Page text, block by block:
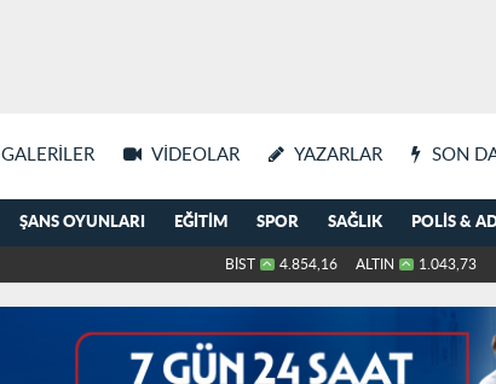
GALERILER VIDEOLAR YAZARLAR SON
ŞANS OYUNLARI EĞITIM SPOR SAĞLIK POLIS &
BİST 4.854,16 ALTIN 1.043,73